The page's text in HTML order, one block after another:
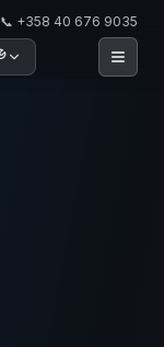
📞 +358 40 676 9035